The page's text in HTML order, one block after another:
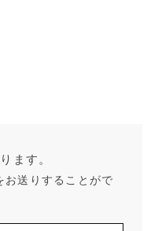
ます。
お送りすることがで